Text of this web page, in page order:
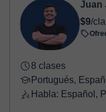
Una vez realices el pago
confirmación de la
Juan
$9/
8 clases
Portugués,
Habla: Español,